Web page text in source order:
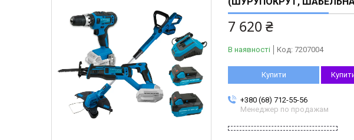
7 620 ₴
В наявності Код: 7207004
Купити
+380 (68) 712-55-56
Менеджер по продажам